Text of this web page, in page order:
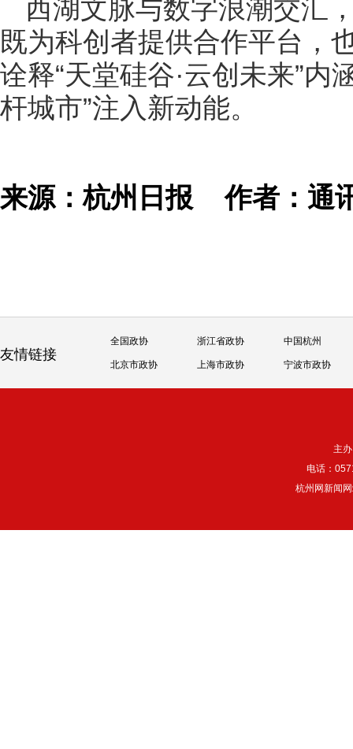
西湖文脉与数字浪潮交汇
既为科创者提供合作平台，
诠释“天堂硅谷·云创未来”内
杆城市”注入新动能。
来源：杭州日报作者：通
友情链接
全国政协 浙江省政协 中国杭州
北京市政协 上海市政协 宁波市政协
主
电话：
杭州网新闻